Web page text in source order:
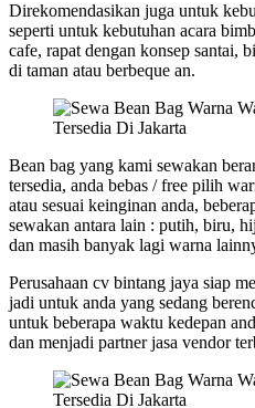
Direkomendasikan juga untuk
seperti untuk kebutuhan acara
cafe, rapat dengan konsep santai,
di taman atau berbeque an.
Bean bag yang kami sewakan
tersedia, anda bebas / free pilih
atau sesuai keinginan anda,
sewakan antara lain : putih, biru,
dan masih banyak lagi warna
Perusahaan cv bintang jaya siap
jadi untuk anda yang sedang
untuk beberapa waktu kedepan
dan menjadi partner jasa vendor